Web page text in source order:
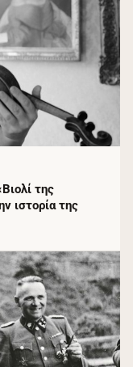
της
ιστορία της